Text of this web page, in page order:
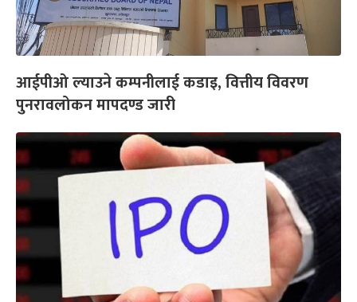
आईपीओ ल्याउने कम्पनीलाई कडाइ, वित्तीय विवरण
पुनरावलोकन मापदण्ड जारी